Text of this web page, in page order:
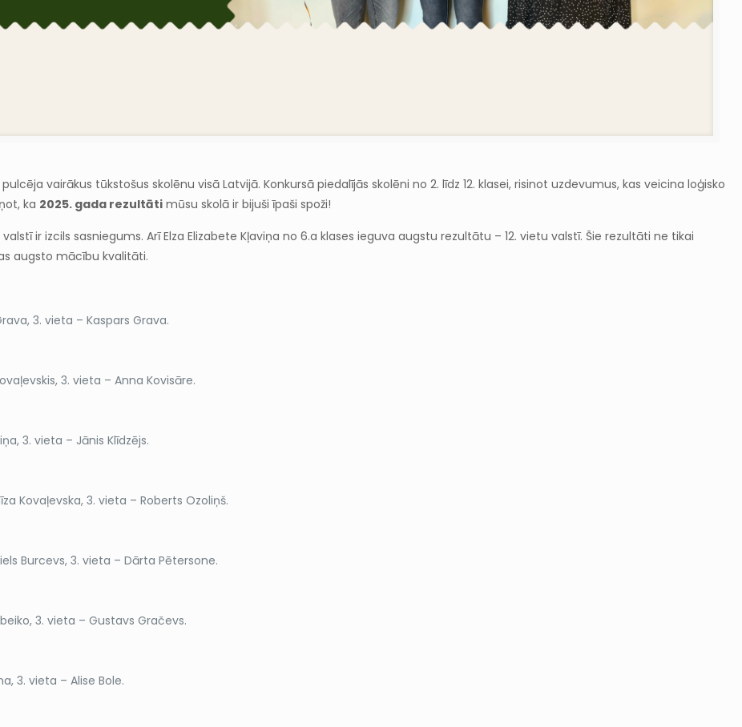
vairākus tūkstošus skolēnu visā Latvijā. Konkursā piedalījās skolēni no 2. līdz 12. klasei, risinot uzdevumus, kas veicina loģisko
ka 2025. gada rezultāti mūsu skolā ir bijuši īpaši spoži!
ir izcils sasniegums. Arī Elza Elizabete Kļaviņa no 6.a klases ieguva augstu rezultātu – 12. vietu valstī. Šie rezultāti ne tikai
augsto mācību kvalitāti.
3. vieta – Kaspars Grava.
3. vieta – Anna Kovisāre.
3. vieta – Jānis Klīdzējs.
Kovaļevska, 3. vieta – Roberts Ozoliņš.
Burcevs, 3. vieta – Dārta Pētersone.
3. vieta – Gustavs Gračevs.
3. vieta – Alise Bole.